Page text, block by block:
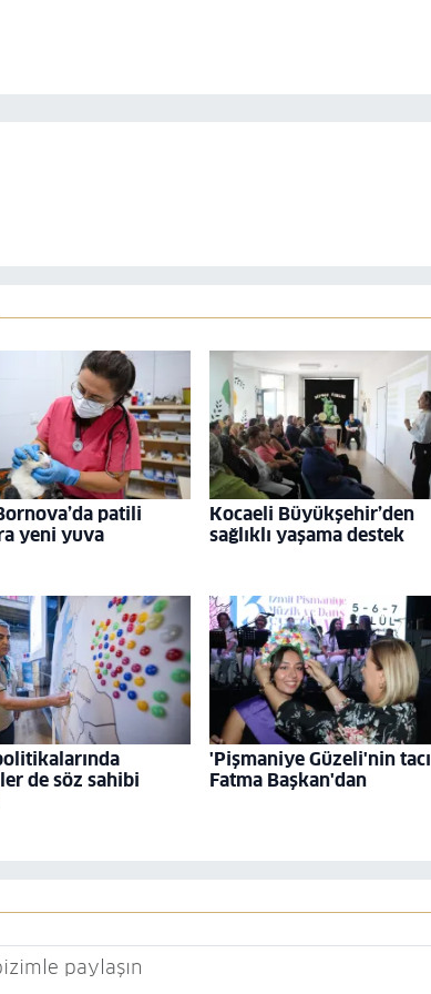
patili
yeni yuva
Kocaeli Büyükşehir’den
sağlıklı yaşama destek
de söz sahibi
'Pişmaniye Güzeli'nin tacı
Fatma Başkan'dan